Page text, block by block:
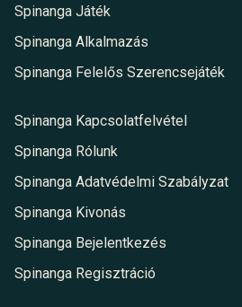
Spinanga Játék
Spinanga Alkalmazás
Spinanga Felelős Szerencsejáték
Spinanga Kapcsolatfelvétel
Spinanga Rólunk
Spinanga Adatvédelmi Szabályzat
Spinanga Kivonás
Spinanga Bejelentkezés
Spinanga Regisztráció